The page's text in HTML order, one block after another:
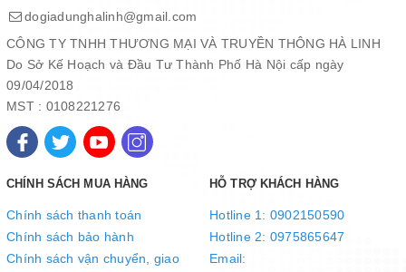
27.000 lít.
Thời gian thay thế
Thông thường, bạn nên thay thế lõi lọc sau 6-9 tháng sử dụng để
đạt hiệu quả tốt nhất.
dogiadunghalinh@gmail.com
CÔNG TY TNHH THƯƠNG MẠI VÀ TRUYỀN THÔNG HÀ LINH
Do Sở Kế Hoạch và Đầu Tư Thành Phố Hà Nội cấp ngày
09/04/2018
MST : 0108221276
CHÍNH SÁCH MUA HÀNG
Chính sách thanh toán
Chính sách bảo hành
Chính sách vận chuyển, giao
HỖ TRỢ KHÁCH HÀNG
Hotline 1: 0902150590
Hotline 2: 0975865647
Email: